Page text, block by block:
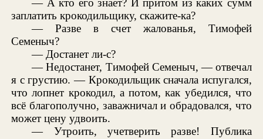
— А кто его знает? И притом из каких сумм
заплатить крокодильщику, скажите-ка?
— Разве в счет жалованья, Тимофей
Семеныч?
— Достанет ли-с?
— Недостанет, Тимофей Семеныч, — отвечал
я с грустию. — Крокодильщик сначала испугался,
что лопнет крокодил, а потом, как убедился, что
всё благополучно, заважничал и обрадовался, что
может цену удвоить.
— Утроить, учетверить разве! Публика